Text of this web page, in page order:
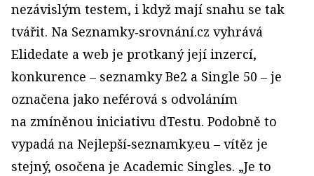
nezávislým testem, i když mají snahu se tak
tvářit. Na Seznamky‑srovnání.cz vyhrává
Elidedate a web je protkaný její inzercí,
konkurence – seznamky Be2 a Single 50 – je
označena jako neférová s odvoláním
na zmíněnou iniciativu dTestu. Podobně to
vypadá na Nejlepší‑seznamky.eu – vítěz je
stejný, osočena je Academic Singles. „Je to